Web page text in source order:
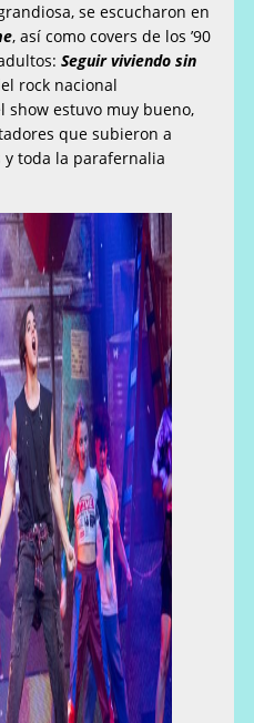
se escucharon en
, así como covers de los ’90
Seguir viviendo sin
rock nacional
show estuvo muy bueno,
que subieron a
toda la parafernalia